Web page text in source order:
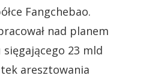
Fangchebao.
nad planem
23 mld
aresztowania